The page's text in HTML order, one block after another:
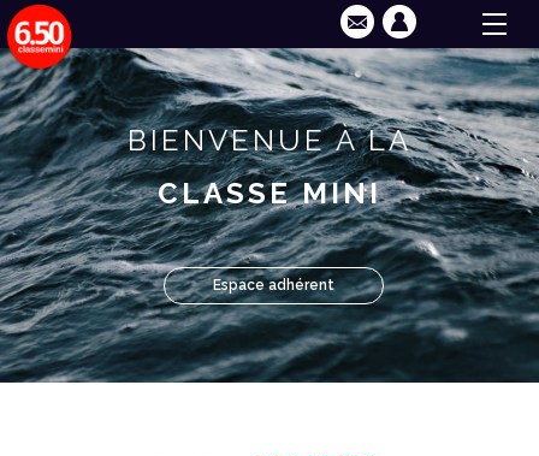
BIENVENUE À LA
CLASSE MINI
Espace adhérent